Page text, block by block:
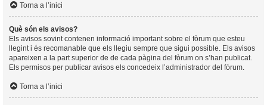
Torna a l’inici
Què són els avisos?
Els avisos sovint contenen informació important sobre el fòrum que esteu
llegint i és recomanable que els llegiu sempre que sigui possible. Els avisos
apareixen a la part superior de de cada pàgina del fòrum on s’han publicat.
Els permisos per publicar avisos els concedeix l’administrador del fòrum.
Torna a l’inici